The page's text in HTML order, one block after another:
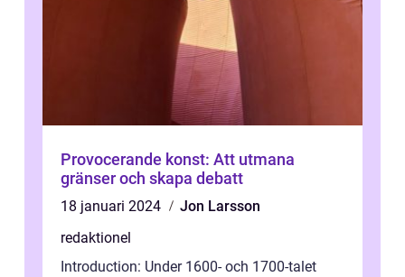
Provocerande konst: Att utmana
gränser och skapa debatt
18 januari 2024
Jon Larsson
redaktionel
Introduction: Under 1600- och 1700-talet